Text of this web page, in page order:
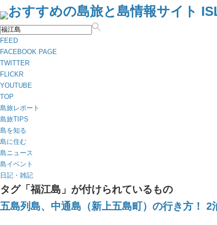
FEED
FACEBOOK PAGE
TWITTER
FLICKR
YOUTUBE
TOP
島旅レポート
島旅TIPS
島を知る
島に住む
島ニュース
島イベント
日記・雑記
タグ「福江島」が付けられているもの
五島列島、中通島（新上五島町）の行き方！ 2